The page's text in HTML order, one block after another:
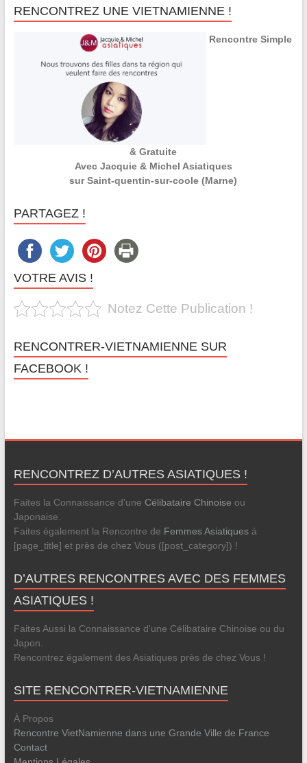
RENCONTREZ UNE VIETNAMIENNE !
Rencontre Simple
& Gratuite
Avec Jacquie & Michel Asiatiques
sur Saint-quentin-sur-coole (Marne)
PARTAGEZ !
VOTRE AVIS !
Notez Cette Publication !
RENCONTRER-VIETNAMIENNE SUR
FACEBOOK !
RENCONTREZ D’AUTRES ASIATIQUES !
Faites la Connaissance d'une Célibataire Chinoise ou
Japonaise.
Faites également la Rencontre de Femmes Asiatiquesà
[page_title] et près de chez Vous ([post_category]) !
D’AUTRES RENCONTRES AVEC DES FEMMES
ASIATIQUES !
Faites Aussi la Connaissance d'une Célibataire Chinoise ou du
Japon.
Rencontrez également des Asiatiques près de chez Vous !
SITE RENCONTRER-VIETNAMIENNE
À Propos
Rencontre VietNamienne dans une Grande Ville de France
Contact